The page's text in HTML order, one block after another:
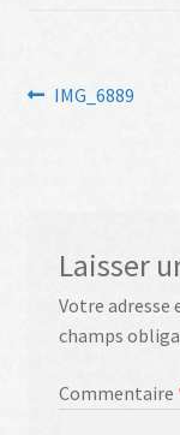
Navigation
Article
IMG_6889
Laisser
Votre adresse
champs
Commentaire